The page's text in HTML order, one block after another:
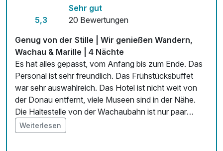
Zimmerservice verfügbar
Mit Hotelbar
5,3
Sehr gut
20 Bewertungen
Genug von der Stille | Wir genießen Wandern,
Wachau & Marille | 4 Nächte
Es hat alles gepasst, vom Anfang bis zum Ende. Das
Personal ist sehr freundlich. Das Frühstücksbuffet
war sehr auswahlreich. Das Hotel ist nicht weit von
der Donau entfernt, viele Museen sind in der Nähe.
Die Haltestelle von der Wachaubahn ist nur paar
Minuten entfernt. Praktisch ist auch, dass gleich ein
tolles Restaurant im Gebäude des Hotels ist.
Weiterlesen